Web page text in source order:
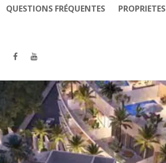
QUESTIONS FRÉQUENTES PROPRIETES